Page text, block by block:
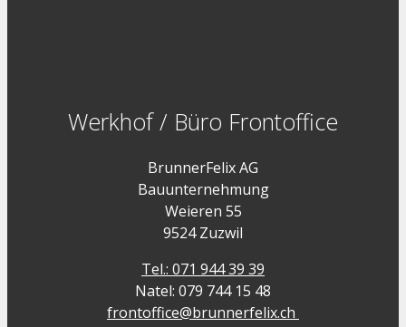
Werkhof / Büro Frontoffice
BrunnerFelix AG
Bauunternehmung
Weieren 55
9524 Zuzwil
Tel.: 071 944 39 39
Natel: 079 744 15 48
frontoffice@brunnerfelix.ch